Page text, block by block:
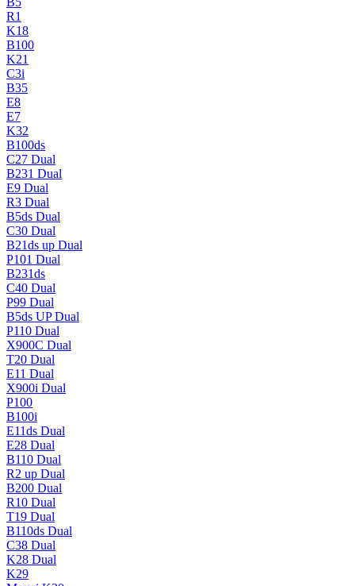
R1
K18
B100
K21
C3i
B35
E8
E7
K32
B100ds
C27 Dual
B231 Dual
E9 Dual
R3 Dual
B5ds Dual
C30 Dual
B21ds up Dual
P101 Dual
B231ds
C40 Dual
P99 Dual
B5ds UP Dual
P110 Dual
X900C Dual
T20 Dual
E11 Dual
X900i Dual
P100
B100i
E11ds Dual
E28 Dual
B110 Dual
R2 up Dual
B200 Dual
R10 Dual
T19 Dual
B110ds Dual
C38 Dual
K28 Dual
K29